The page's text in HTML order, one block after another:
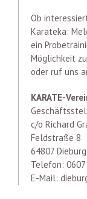
Ob
Karateka:
ein
Möglichkeit
oder ruf uns
KARATE-
c/o Richard
Feldstraße 8
64807 Dieburg
Telefon:
E-Mail: